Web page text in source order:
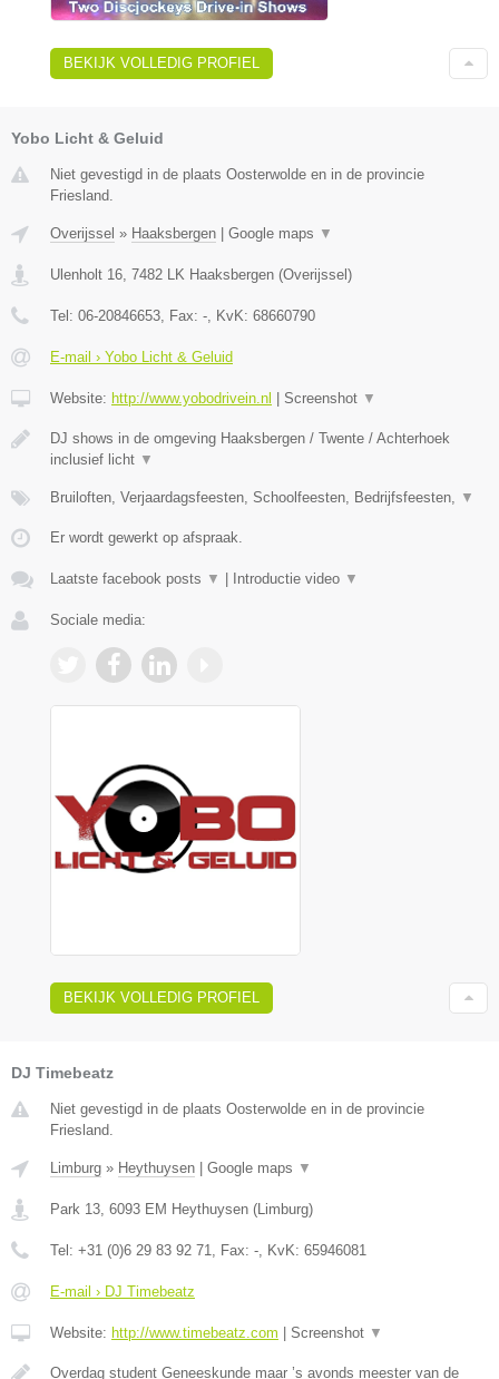
BEKIJK VOLLEDIG PROFIEL
Yobo Licht & Geluid
Niet gevestigd in de plaats Oosterwolde en in de provincie
Friesland.
Overijssel » Haaksbergen Google maps ▼
Ulenholt 16, 7482 LK Haaksbergen (Overijssel )
Tel: 06-20846653, Fax: -, KvK: 68660790
E-mail › Yobo Licht & Geluid
Website: http://www.yobodrivein.nl Screenshot ▼
DJ shows in de omgeving Haaksbergen / Twente / Achterhoek
inclusief licht ▼
Bruiloften, Verjaardagsfeesten, Schoolfeesten, Bedrijfsfeesten, ▼
Er wordt gewerkt op afspraak.
Laatste facebook posts ▼ Introductie video ▼
Sociale media:
BEKIJK VOLLEDIG PROFIEL
DJ Timebeatz
Niet gevestigd in de plaats Oosterwolde en in de provincie
Friesland.
Limburg » Heythuysen Google maps ▼
Park 13, 6093 EM Heythuysen (Limburg)
Tel: +31 (0)6 29 83 92 71, Fax: -, KvK: 65946081
E-mail › DJ Timebeatz
Website: http://www.timebeatz.com Screenshot ▼
Overdag student Geneeskunde maar ’s avonds meester van de